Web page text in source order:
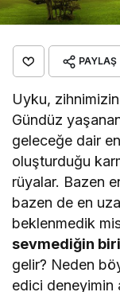
PAYLAŞ
Uyku, zihnimizin
Gündüz
geleceğe dair
oluşturduğu
rüyalar. Bazen
bazen de en
beklenmedik
sevmediğin
gelir? Neden
edici deneyimin